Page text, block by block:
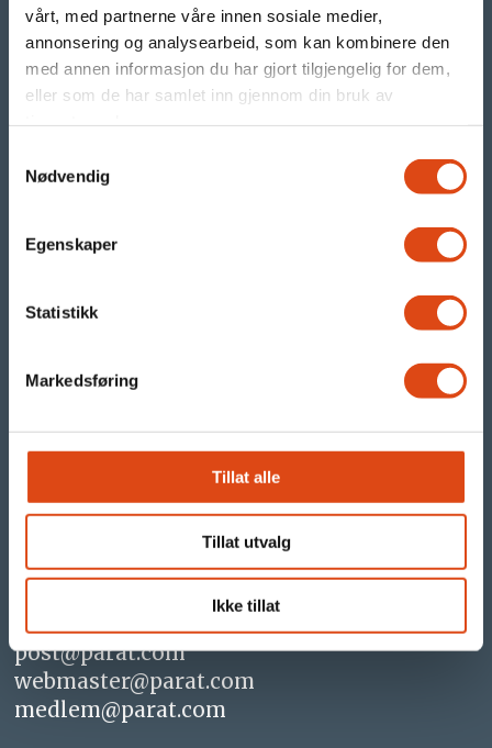
vårt, med partnerne våre innen sosiale medier,
annonsering og analysearbeid, som kan kombinere den
med annen informasjon du har gjort tilgjengelig for dem,
eller som de har samlet inn gjennom din bruk av
Nødvendig
Egenskaper
Statistikk
Markedsføring
Tillat alle
Tillat utvalg
Ikke tillat
Org.nr. 971 480 270
Parats presserom
RSS nyhetsstrøm
Våre nettsteder:
- og vi jobber for at du skal få en enda
bedre arbeidsdag!
Kontakt oss
post@parat.com
webmaster@parat.com
medlem@parat.com